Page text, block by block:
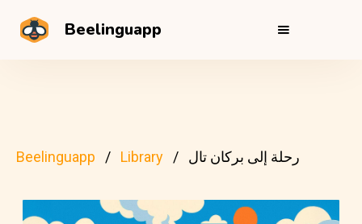
Beelinguapp
Beelinguapp Library رحلة إلى بركان تال